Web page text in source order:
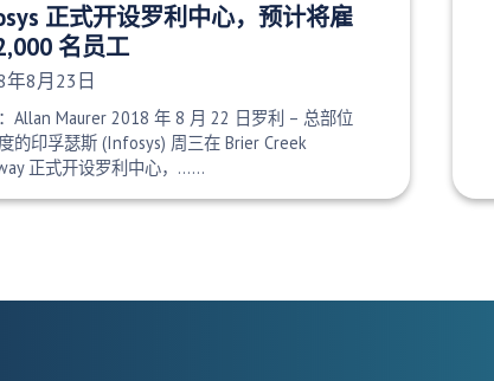
正式开设罗利中心，预计将雇
名员工
期：
年8月23日
Allan Maurer 2018 年 8 月 22 日罗利 – 总部位
的印孚瑟斯 (Infosys) 周三在 Brier Creek
正式开设罗利中心，……